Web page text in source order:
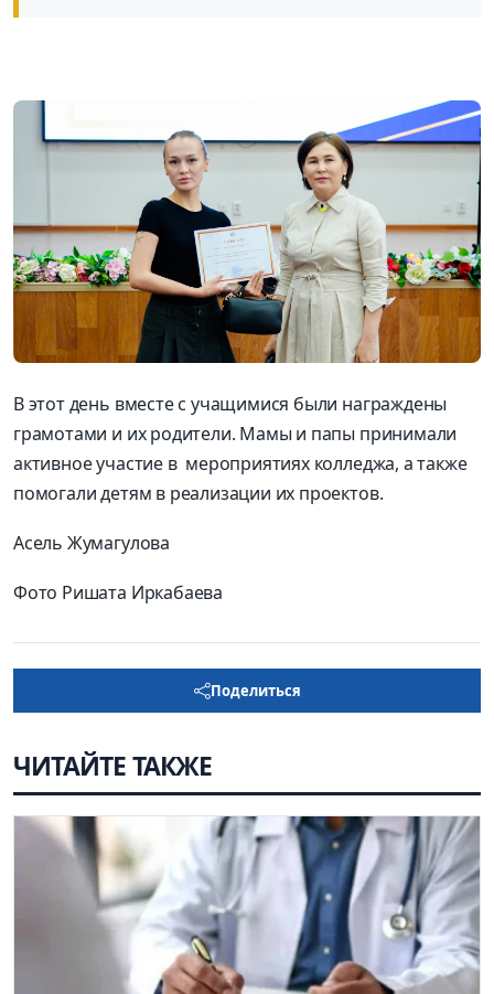
В этот день вместе с учащимися были награждены
грамотами и их родители. Мамы и папы принимали
активное участие в мероприятиях колледжа, а также
помогали детям в реализации их проектов.
Асель Жумагулова
Фото Ришата Иркабаева
Поделиться
ЧИТАЙТЕ ТАКЖЕ